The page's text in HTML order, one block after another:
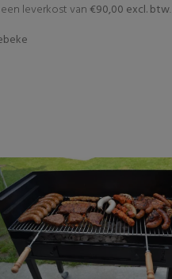
leverkost van€90,00 excl. btw.